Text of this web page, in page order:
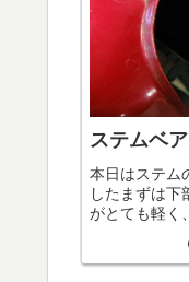
ステムベ
本日はステム
したまずは下
がとても軽く